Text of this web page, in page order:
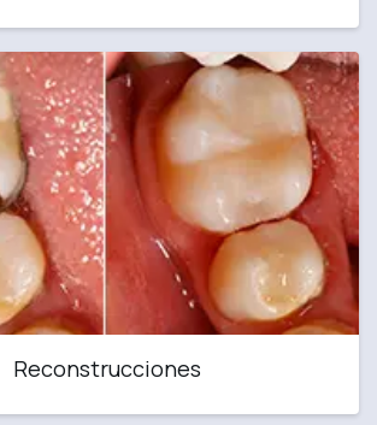
Reconstrucciones